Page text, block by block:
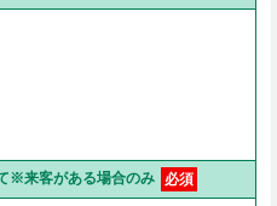
※来客がある場合のみ 必須